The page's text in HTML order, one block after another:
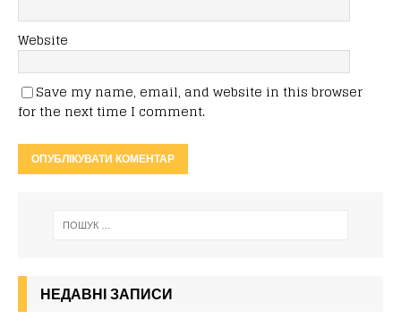
Website
Save my name, email, and website in this browser
for the next time I comment.
НЕДАВНІ ЗАПИСИ